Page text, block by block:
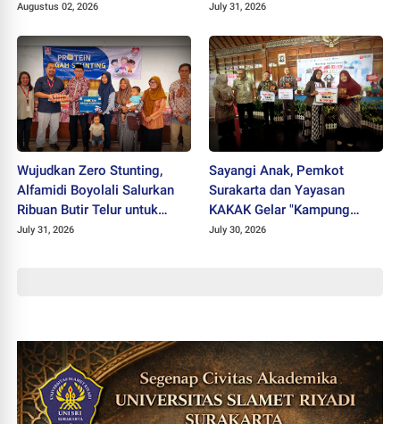
Kreatif
Augustus 02, 2026
Santri
July 31, 2026
Wujudkan Zero Stunting,
Alfamidi Boyolali Salurkan
Ribuan Butir Telur untuk
Balita Sleman
July 31, 2026
Sayangi Anak, Pemkot
Surakarta dan Yayasan
KAKAK Gelar "Kampung
Keren Tanpa Rokok Award
July 30, 2026